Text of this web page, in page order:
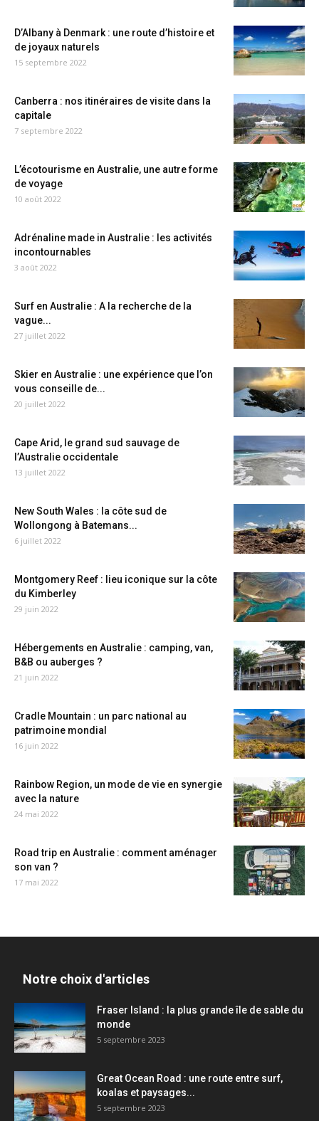
D’Albany à Denmark : une route d’histoire et
de joyaux naturels
15 septembre 2022
Canberra : nos itinéraires de visite dans la
capitale
7 septembre 2022
L’écotourisme en Australie, une autre forme
de voyage
10 août 2022
Adrénaline made in Australie : les activités
incontournables
3 août 2022
Surf en Australie : A la recherche de la
vague...
27 juillet 2022
Skier en Australie : une expérience que l’on
vous conseille de...
20 juillet 2022
Cape Arid, le grand sud sauvage de
l’Australie occidentale
13 juillet 2022
New South Wales : la côte sud de
Wollongong à Batemans...
6 juillet 2022
Montgomery Reef : lieu iconique sur la côte
du Kimberley
29 juin 2022
Hébergements en Australie : camping, van,
B&B ou auberges ?
21 juin 2022
Cradle Mountain : un parc national au
patrimoine mondial
16 juin 2022
Rainbow Region, un mode de vie en synergie
avec la nature
24 mai 2022
Road trip en Australie : comment aménager
son van ?
17 mai 2022
Notre choix d'articles
Fraser Island : la plus grande île de sable du
monde
5 septembre 2023
Great Ocean Road : une route entre surf,
koalas et paysages...
5 septembre 2023